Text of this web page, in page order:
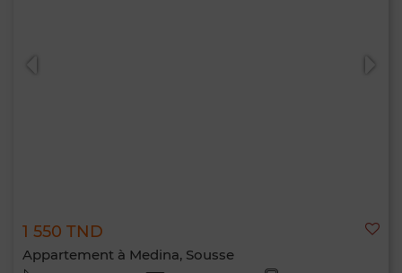
1 550 TND
Appartement à Medina, Sousse
Bonjour, je suis MIA. Quel critère souhaitez-